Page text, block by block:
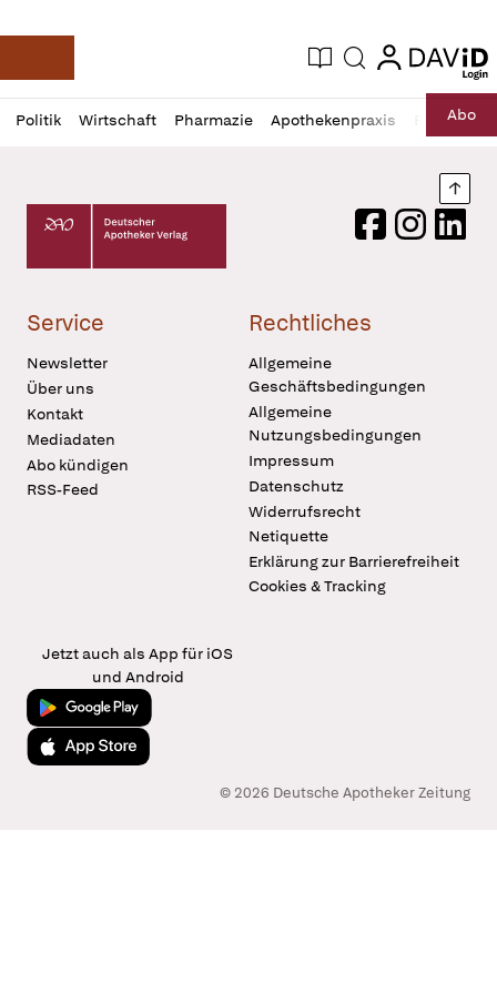
Deutsche Apotheker Zeitung
Aktuelle Ausgabe
Suche login
login
Politik Wirtschaft Pharmazie Apothekenpraxis RechtAbo
Profil
öffnen
Daz
Pur
Deutscher Apotheker Verlag Logo
FacebookInstagram
Service
Newsletter
Über uns
Kontakt
Mediadaten
Abo kündigen
RSS-Feed
Rechtliches
Allgemeine
Geschäftsbedingungen
Allgemeine
Nutzungsbedingungen
Impressum
Datenschutz
Widerrufsrecht
Netiquette
Erklärung zur Barrierefreiheit
Cookies & Tracking
Jetzt auch als App für iOS
und Android
Jetzt bei Google Play
Laden im App Store
© 2026 Deutsche Apotheker Zeitung